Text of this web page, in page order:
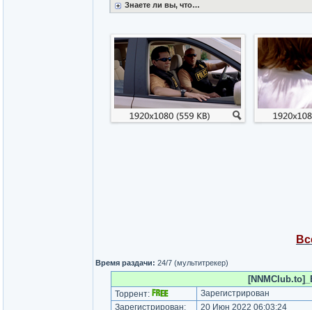
Знаете ли вы, что…
Время раздачи: 24/7 (мультитрекер)
Торрент:
Зарегистрирован
Зарегистрирован:
20 Июн 2022 06:03:24